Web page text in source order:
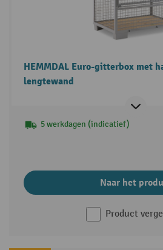
HEMMDAL Euro-gitterbox met half neerklapbare
lengtewand
5 werkdagen (indicatief)
Naar het
Product